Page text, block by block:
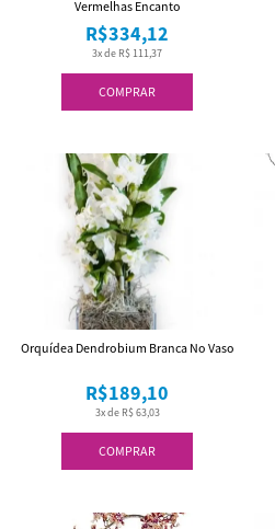
COMPRAR
3x de R$ 111,37
R$334,12
Vermelhas Encanto
COMPRAR
3x de R$ 63,03
R$189,10
Orquídea Dendrobium Branca No Vaso